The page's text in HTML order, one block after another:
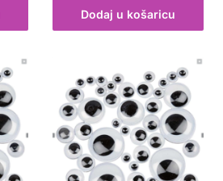
Dodaj u košaricu